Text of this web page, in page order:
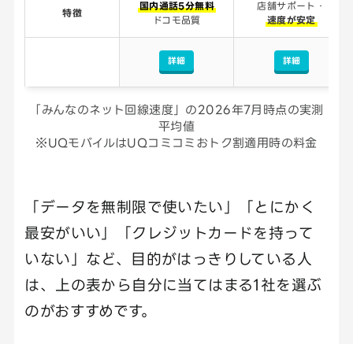
特徴
国内通話5分無料
ドコモ品質
店舗サポート・
速度が安定
詳細 詳細
「みんなのネット回線速度」の2026年7月時点の実測
平均値
※UQモバイルはUQコミコミおトク割適用時の料金
「データを無制限で使いたい」「とにかく
最安がいい」「クレジットカードを持って
いない」など、目的がはっきりしている人
は、上の表から自分に当てはまる1社を選ぶ
のがおすすめです。